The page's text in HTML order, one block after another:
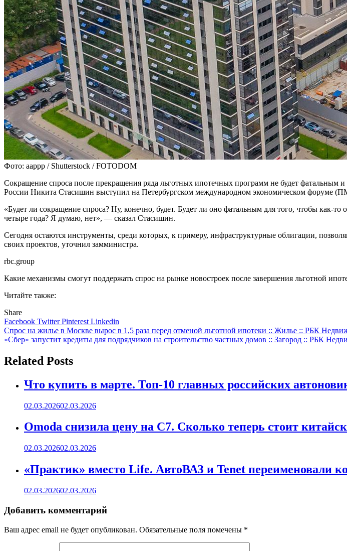
Фото: aappp / Shutterstock / FOTODOM
Сокращение спроса после прекращения ряда льготных ипотечных программ не будет
России Никита Стасишин выступил на Петербургском международном экономическом форуме
«Будет ли сокращение спроса? Ну, конечно, будет. Будет ли оно фатальным для того, чтобы как-
четыре года? Я думаю, нет», — сказал Стасишин.
Сегодня остаются инструменты, среди которых, к примеру, инфраструктурные облигации,
своих проектов, уточнил замминистра.
rbc.group
Какие механизмы смогут поддержать спрос на рынке новостроек после завершения льготной
Читайте также:
Share
Facebook TwitterPinterest Linkedin
Навигация
по
записям
Спрос на жилье в Москве вырос в 1,5 раза перед отменой льготной ипотеки :: Жилье :: РБК
«Сбер» запустит кредиты для подрядчиков на строительство частных домов :: Загород :: РБК
Related Posts
Что купить в марте. Топ-10 главных российских
02.03.202602.03.2026
Omoda снизила цену на C7. Сколько теперь стоит
02.03.202602.03.2026
«Практик» вместо Life. АвтоВАЗ и Tenet переименовали
02.03.202602.03.2026
Добавить комментарий
Ваш адрес email не будет опубликован. Обязательные поля помечены *